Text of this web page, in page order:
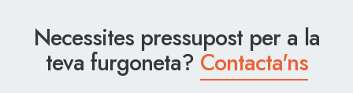
Necessites pressupost per a la
teva furgoneta? Contacta'ns